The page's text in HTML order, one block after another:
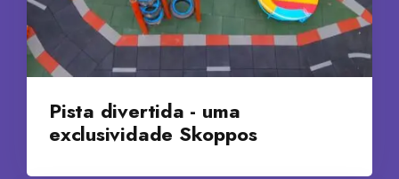
Pista divertida - uma
exclusividade Skoppos